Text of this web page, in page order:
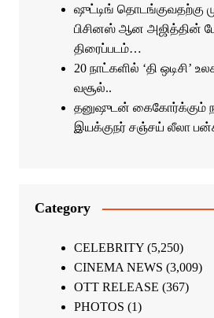
ஷுட்டிங் தொடங்குவதற்கு
பிசினஸ் ஆன அஜித்தின்
திரைப்படம்…
20 நாட்களில் ‘தி ஒடிசி’
வசூல்..
தனுஷுடன் கைகோர்க்கும்
இயக்குநர் சஞ்சய் லீலா
Category
CELEBRITY(5,250)
CINEMA NEWS (3,009)
OTT RELEASE (367)
PHOTOS (1)